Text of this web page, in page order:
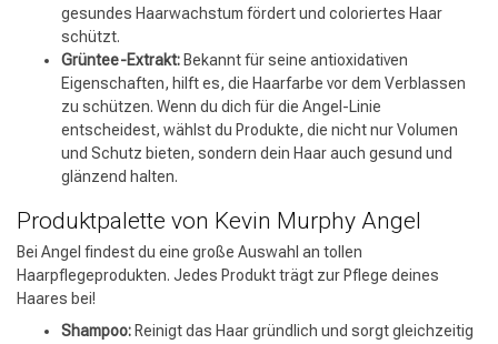
gesundes Haarwachstum fördert und coloriertes Haar
schützt.
Grüntee-Extrakt: Bekannt für seine antioxidativen
Eigenschaften, hilft es, die Haarfarbe vor dem Verblassen
zu schützen. Wenn du dich für die Angel-Linie
entscheidest, wählst du Produkte, die nicht nur Volumen
und Schutz bieten, sondern dein Haar auch gesund und
glänzend halten.
Produktpalette von Kevin Murphy Angel
Bei Angel findest du eine große Auswahl an tollen
Haarpflegeprodukten. Jedes Produkt trägt zur Pflege deines
Haares bei!
Shampoo: Reinigt das Haar gründlich und sorgt gleichzeitig